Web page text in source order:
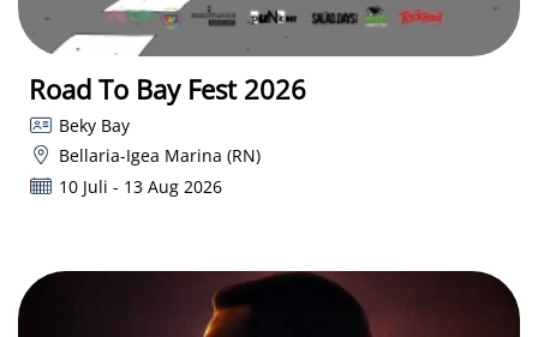
Road To Bay Fest 2026
Beky Bay
Bellaria-Igea Marina (RN)
10 Juli - 13 Aug 2026